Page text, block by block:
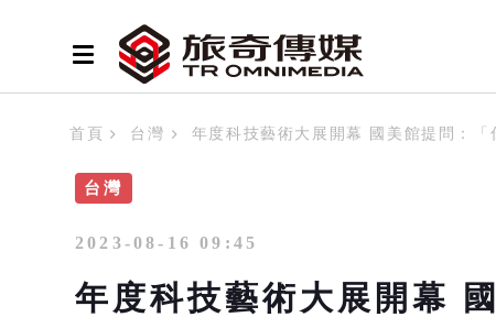
首頁 台灣 年度科技藝術大展開幕 國美館提問：「
台灣
2023-08-16 09:45
年度科技藝術大展開幕